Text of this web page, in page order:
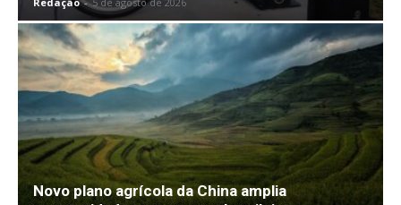
Novo plano agrícola da China amplia